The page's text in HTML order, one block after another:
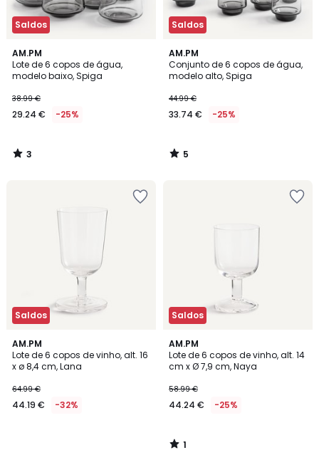
Saldos
AM.PM
Lote de 6 copos de água,
modelo baixo, Spiga
38.99 €
29.24 € -25%
3
/
5
3
/
Saldos
AM.PM
Conjunto de 6 copos de água,
modelo alto, Spiga
44.99 €
33.74 € -25%
5
/
5
5
/
Saldos
AM.PM
Lote de 6 copos de vinho, alt. 16
x ø 8,4 cm, Lana
64.99 €
44.19 € -32%
Saldos
AM.PM
Lote de 6 copos de vinho, alt. 14
cm x Ø 7,9 cm, Naya
58.99 €
44.24 € -25%
1
/
5
1
/